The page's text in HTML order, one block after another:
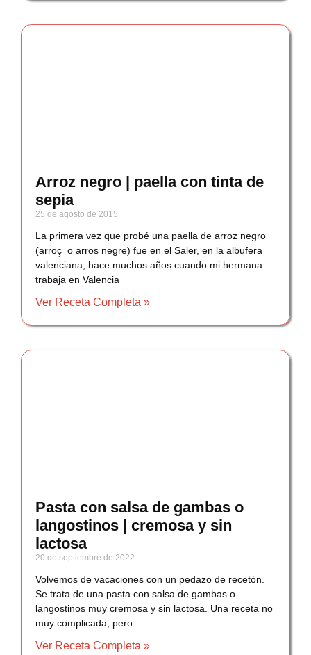
Arroz negro | paella con tinta de
sepia
25 de agosto de 2015
La primera vez que probé una paella de arroz negro
(arroç o arros negre) fue en el Saler, en la albufera
valenciana, hace muchos años cuando mi hermana
trabaja en Valencia
Ver Receta Completa »
Pasta con salsa de gambas o
langostinos | cremosa y sin
lactosa
20 de septiembre de 2022
Volvemos de vacaciones con un pedazo de recetón.
Se trata de una pasta con salsa de gambas o
langostinos muy cremosa y sin lactosa. Una receta no
muy complicada, pero
Ver Receta Completa »